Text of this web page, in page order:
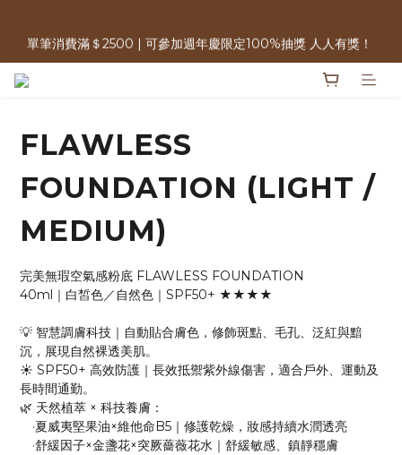
素牙膏・植泌系列最低只要＄1980
週年慶限定｜購買指定商品3件＄2000・植萃洗沐三件$999送酵
FLAWLESS
FOUNDATION (LIGHT /
MEDIUM)
完美無瑕空氣感粉底 FLAWLESS FOUNDATION
40ml｜白皙色／自然色｜SPF50+ ★★★★
💡 智慧調膚科技｜自動貼合膚色，修飾斑點、毛孔、泛紅與黯
沉，展現自然裸透美肌。
☀️ SPF50+ 高效防護｜長效抵禦紫外線傷害，適合戶外、運動及
長時間通勤。
🌿 天然植萃 × 科技養膚：
·夏威夷堅果油×維他命B5｜修護乾燥，妝感持續水潤透亮
·舒緩因子×金盞花×突厥薔薇花水｜舒緩敏感、鎮靜穩膚